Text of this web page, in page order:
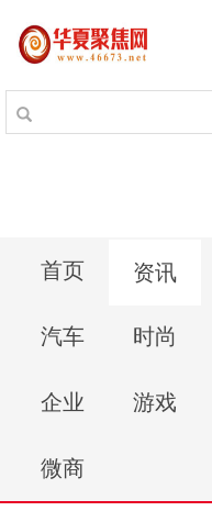
首页 资讯
汽车 时尚
企业 游戏
微商